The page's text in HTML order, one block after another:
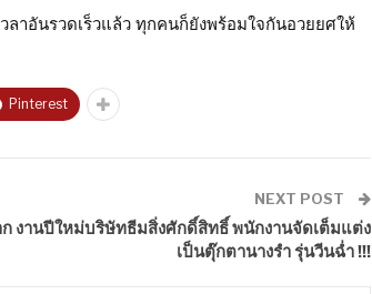
าอันรวดเร็วแล้ว ทุกคนก็ยังพร้อมใจกันอวยยศให้
Pinterest
NEXT POST
ก งานปีใหม่บริษัทธีมสิ่งศักดิ์สิทธิ์ พนักงานจัดเต็มแต่ง
เป็นตุ๊กตานางรำ รุ่นวีนฉ่ำ !!!